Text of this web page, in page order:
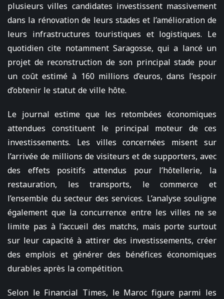
plusieurs villes candidates investissent massivement
dans la rénovation de leurs stades et l’amélioration de
leurs infrastructures touristiques et logistiques. Le
quotidien cite notamment Saragosse, qui a lancé un
projet de reconstruction de son principal stade pour
un coût estimé à 160 millions d’euros, dans l’espoir
d’obtenir le statut de ville hôte.
Le journal estime que les retombées économiques
attendues constituent le principal moteur de ces
investissements. Les villes concernées misent sur
l’arrivée de millions de visiteurs et de supporters, avec
des effets positifs attendus pour l’hôtellerie, la
restauration, les transports, le commerce et
l’ensemble du secteur des services. L’analyse souligne
également que la concurrence entre les villes ne se
limite pas à l’accueil des matchs, mais porte surtout
sur leur capacité à attirer des investissements, créer
des emplois et générer des bénéfices économiques
durables après la compétition.
Selon le Financial Times, le Maroc figure parmi les